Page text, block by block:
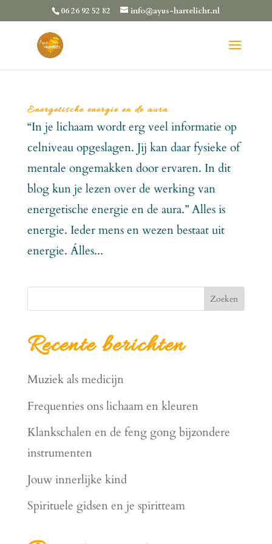
06 26 92 52 82 info@ayus-hartelicht.nl
Energetische energie en de aura
“In je lichaam wordt erg veel informatie op
celniveau opgeslagen. Jij kan daar fysieke of
mentale ongemakken door ervaren. In dit
blog kun je lezen over de werking van
energetische energie en de aura.” Alles is
energie. Ieder mens en wezen bestaat uit
energie. Álles...
Zoeken
Recente berichten
Muziek als medicijn
Frequenties ons lichaam en kleuren
Klankschalen en de feng gong bijzondere
instrumenten
Jouw innerlijke kind
Spirituele gidsen en je spiritteam